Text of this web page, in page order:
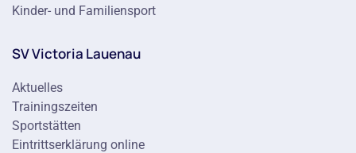
Kinder- und Familiensport
SV Victoria Lauenau
Aktuelles
Trainingszeiten
Sportstätten
Eintrittserklärung online